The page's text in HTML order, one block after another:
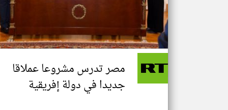
مصر تدرس مشروعا عملاقا
جديدا في دولة إفريقية